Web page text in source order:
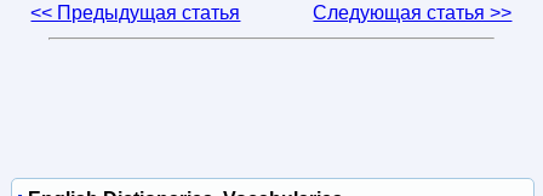
<< Предыдущая статья Следующая статья >>